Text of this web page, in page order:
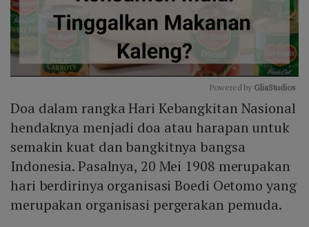
Mute
Powered by GliaStudios
Doa dalam rangka Hari Kebangkitan Nasional
hendaknya menjadi doa atau harapan untuk
semakin kuat dan bangkitnya bangsa
Indonesia. Pasalnya, 20 Mei 1908 merupakan
hari berdirinya organisasi Boedi Oetomo yang
merupakan organisasi pergerakan pemuda.